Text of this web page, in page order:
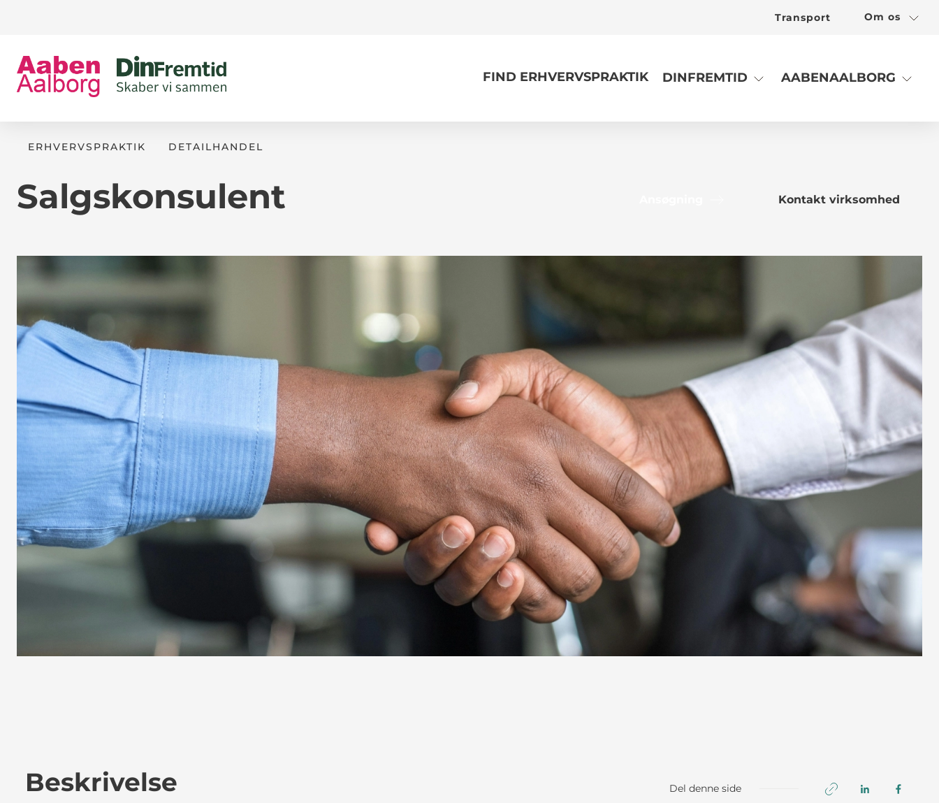
Transport Om os
FIND ERHVERVSPRAKTIK DINFREMTID AABENAALBORG
ERHVERVSPRAKTIK DETAILHANDEL
Salgskonsulent Kontakt virksomhed
Beskrivelse Del denne side